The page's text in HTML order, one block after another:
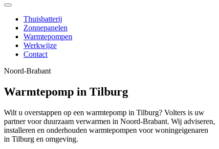
Thuisbatterij
Zonnepanelen
Warmtepompen
Werkwijze
Contact
Noord-Brabant
Warmtepomp in Tilburg
Wilt u overstappen op een warmtepomp in Tilburg? Volters is uw
partner voor duurzaam verwarmen in Noord-Brabant. Wij adviseren,
installeren en onderhouden warmtepompen voor woningeigenaren
in Tilburg en omgeving.